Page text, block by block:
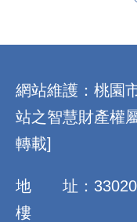
網站維護：桃園
站之智慧財產權
轉載]
地 址：330206
樓